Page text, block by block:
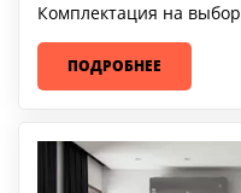
Комплектация на выбор
ПОДРОБНЕЕ